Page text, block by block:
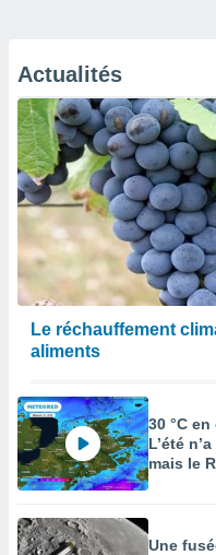
Actualités
Le réchauffement
aliments
30 °C
L’été
mais le
Une